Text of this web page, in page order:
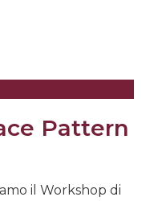
Pattern
il Workshop di